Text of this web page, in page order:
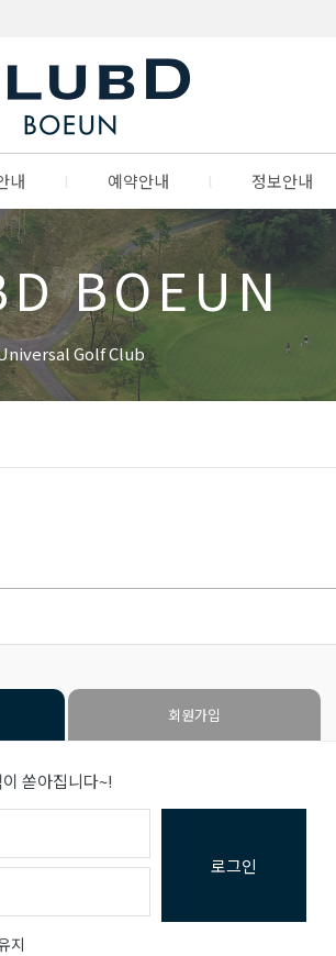
내 예약안내 정보안내
BOEUN
Golf Club
회원가입
쏟아집니다~!
로그인
지